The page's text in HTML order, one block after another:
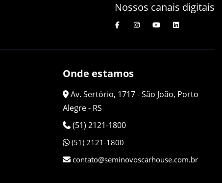
Nossos canais digitais
Onde estamos
Av. Sertório, 1717 - São João, Porto
Alegre - RS
(51) 2121-1800
(51) 2121-1800
contato@seminovoscarhouse.com.br